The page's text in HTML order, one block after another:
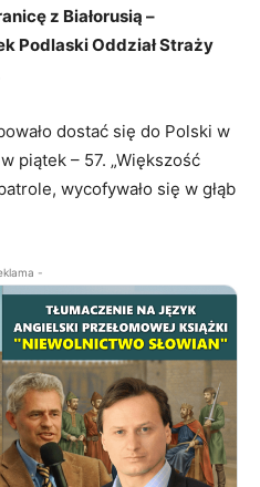
z Białorusią –
Podlaski Oddział Straży
dostać się do Polski w
piątek – 57. „Większość
wycofywało się w głąb
-